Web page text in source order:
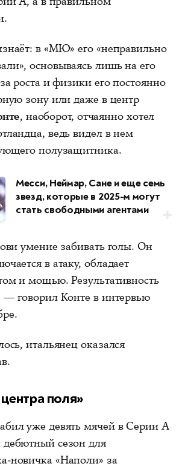
в «МЮ» его «неправильно
основываясь лишь на его
роста и физики его постоянно
зону или даже в центр
, наоборот, отчаянно хотел
ведь видел в нем
полузащитника.
Месси, Неймар, Сане и еще семь
звезд, которые в 2025-м могут
стать свободными агентами
умение забивать голы. Он
в атаку, обладает
и мощью. Результативность
говорил Конте в интервью
итальянец оказался
поля»
уже девять мячей в Серии А
сезон для
новичка «Наполи» за